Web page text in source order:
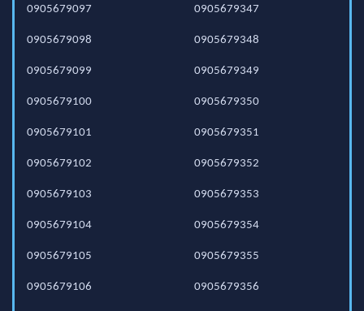
0905679097
0905679098
0905679099
0905679100
0905679101
0905679102
0905679103
0905679104
0905679105
0905679106
0905679347
0905679348
0905679349
0905679350
0905679351
0905679352
0905679353
0905679354
0905679355
0905679356